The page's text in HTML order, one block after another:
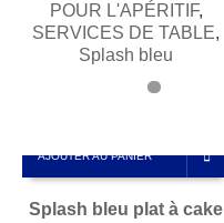
POUR L'APÉRITIF,
SERVICES DE TABLE,
Splash bleu
AJOUTER AU PANIER
Splash bleu plat à cake